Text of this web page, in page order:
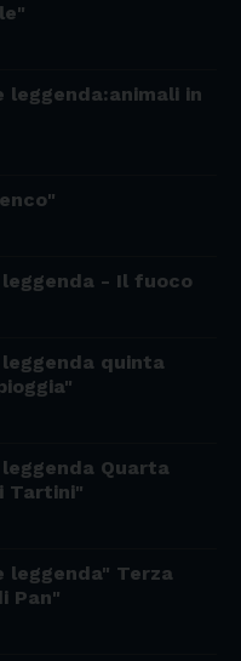
in
- Il fuoco
quinta
Quarta
Tartini"
leggenda" Terza
Pan"